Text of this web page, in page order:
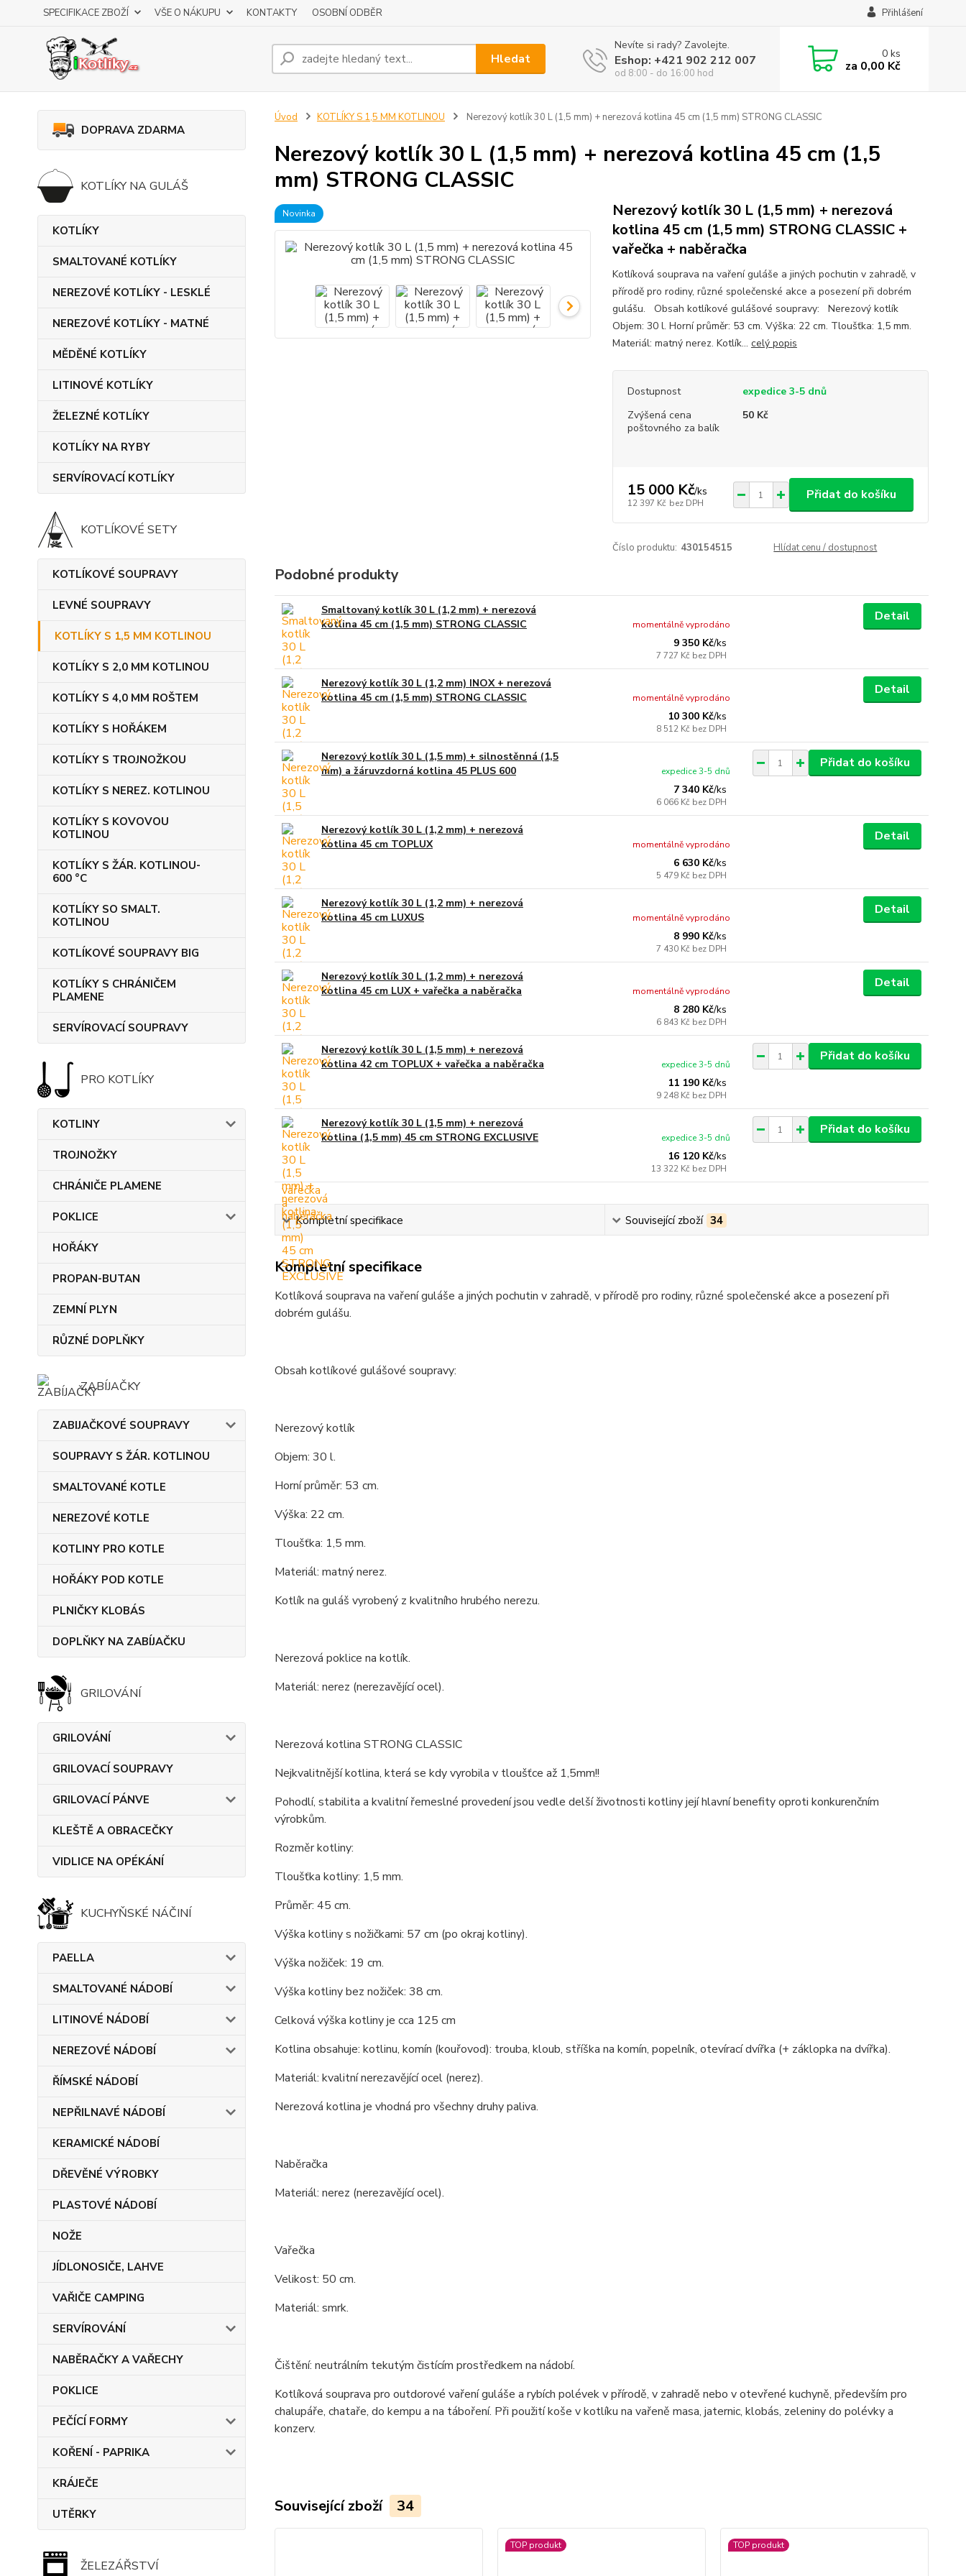
SPECIFIKACE ZBOŽÍ VŠE O NÁKUPU KONTAKTY OSOBNÍ ODBĚR Přihlášení
Hledat
Nevíte si rady? Zavolejte.
Eshop: +421 902 212 007
od 8:00 - do 16:00 hod
0ks
za 0,00 Kč
DOPRAVA ZDARMA
KOTLÍKY NA GULÁŠ
KOTLÍKY
SMALTOVANÉ KOTLÍKY
NEREZOVÉ KOTLÍKY - LESKLÉ
NEREZOVÉ KOTLÍKY - MATNÉ
MĚDĚNÉ KOTLÍKY
LITINOVÉ KOTLÍKY
ŽELEZNÉ KOTLÍKY
KOTLÍKY NA RYBY
SERVÍROVACÍ KOTLÍKY
KOTLÍKOVÉ SETY
KOTLÍKOVÉ SOUPRAVY
LEVNÉ SOUPRAVY
KOTLÍKY S 1,5 MM KOTLINOU
KOTLÍKY S 2,0 MM KOTLINOU
KOTLÍKY S 4,0 MM ROŠTEM
KOTLÍKY S HOŘÁKEM
KOTLÍKY S TROJNOŽKOU
KOTLÍKY S NEREZ. KOTLINOU
KOTLÍKY S KOVOVOU
KOTLINOU
KOTLÍKY S ŽÁR. KOTLINOU-
600 °C
KOTLÍKY SO SMALT.
KOTLINOU
KOTLÍKOVÉ SOUPRAVY BIG
KOTLÍKY S CHRÁNIČEM
PLAMENE
SERVÍROVACÍ SOUPRAVY
PRO KOTLÍKY
KOTLINY
TROJNOŽKY
CHRÁNIČE PLAMENE
POKLICE
HOŘÁKY
PROPAN-BUTAN
ZEMNÍ PLYN
RŮZNÉ DOPLŇKY
ZABÍJAČKY
ZABIJAČKOVÉ SOUPRAVY
SOUPRAVY S ŽÁR. KOTLINOU
SMALTOVANÉ KOTLE
NEREZOVÉ KOTLE
KOTLINY PRO KOTLE
HOŘÁKY POD KOTLE
PLNIČKY KLOBÁS
DOPLŇKY NA ZABÍJAČKU
GRILOVÁNÍ
GRILOVÁNÍ
GRILOVACÍ SOUPRAVY
GRILOVACÍ PÁNVE
KLEŠTĚ A OBRACEČKY
VIDLICE NA OPÉKÁNÍ
KUCHYŇSKÉ NÁČINÍ
PAELLA
SMALTOVANÉ NÁDOBÍ
LITINOVÉ NÁDOBÍ
NEREZOVÉ NÁDOBÍ
ŘÍMSKÉ NÁDOBÍ
NEPŘILNAVÉ NÁDOBÍ
KERAMICKÉ NÁDOBÍ
DŘEVĚNÉ VÝROBKY
PLASTOVÉ NÁDOBÍ
NOŽE
JÍDLONOSIČE, LAHVE
VAŘIČE CAMPING
SERVÍROVÁNÍ
NABĚRAČKY A VAŘECHY
POKLICE
PEČÍCÍ FORMY
KOŘENÍ - PAPRIKA
KRÁJEČE
UTĚRKY
ŽELEZÁŘSTVÍ
Úvod KOTLÍKY S 1,5 MM KOTLINOU Nerezový kotlík 30 L (1,5 mm) + nerezová kotlina 45 cm (1,5 mm) STRONG CLASSIC
Nerezový kotlík 30 L (1,5 mm) + nerezová kotlina 45 cm (1,5
mm) STRONG CLASSIC
Novinka
Nerezový kotlík 30 L (1,5 mm) + nerezová
kotlina 45 cm (1,5 mm) STRONG CLASSIC +
vařečka + naběračka
Kotlíková souprava na vaření guláše a jiných pochutin v zahradě, v
přírodě pro rodiny, různé společenské akce a posezení při dobrém
gulášu. Obsah kotlíkové gulášové soupravy: Nerezový kotlík
Objem: 30 l. Horní průměr: 53 cm. Výška: 22 cm. Tloušťka: 1,5 mm.
Materiál: matný nerez. Kotlík... celý popis
Dostupnost
expedice 3-5 dnů
Zvýšená cena
poštovného za balík
50 Kč
15 000 Kč/ks
12 397 Kč bez DPH
Přidat do košíku
Číslo produktu: 430154515 Hlídat cenu / dostupnost
Podobné produkty
Smaltovaný kotlík 30 L (1,2 mm) + nerezová
kotlina 45 cm (1,5 mm) STRONG CLASSIC
9 350 Kč/ks
7 727 Kč bez DPH
momentálně vyprodáno
Detail
Nerezový kotlík 30 L (1,2 mm) INOX + nerezová
kotlina 45 cm (1,5 mm) STRONG CLASSIC
10 300 Kč/ks
8 512 Kč bez DPH
momentálně vyprodáno
Detail
Nerezový kotlík 30 L (1,5 mm) + silnostěnná (1,5
mm) a žáruvzdorná kotlina 45 PLUS 600
7 340 Kč/ks
6 066 Kč bez DPH
expedice 3-5 dnů
Přidat do košíku
Nerezový kotlík 30 L (1,2 mm) + nerezová
kotlina 45 cm TOPLUX
6 630 Kč/ks
5 479 Kč bez DPH
momentálně vyprodáno
Detail
Nerezový kotlík 30 L (1,2 mm) + nerezová
kotlina 45 cm LUXUS
8 990 Kč/ks
7 430 Kč bez DPH
momentálně vyprodáno
Detail
Nerezový kotlík 30 L (1,2 mm) + nerezová
kotlina 45 cm LUX + vařečka a naběračka
8 280 Kč/ks
6 843 Kč bez DPH
momentálně vyprodáno
Detail
Nerezový kotlík 30 L (1,5 mm) + nerezová
kotlina 42 cm TOPLUX + vařečka a naběračka
11 190 Kč/ks
9 248 Kč bez DPH
expedice 3-5 dnů
Přidat do košíku
Nerezový kotlík 30 L (1,5 mm) + nerezová
kotlina (1,5 mm) 45 cm STRONG EXCLUSIVE
16 120 Kč/ks
13 322 Kč bez DPH
expedice 3-5 dnů
Přidat do košíku
Kompletní specifikace Související zboží 34
Kompletní specifikace
Kotlíková souprava na vaření guláše a jiných pochutin v zahradě, v přírodě pro rodiny, různé společenské akce a posezení při
dobrém gulášu.
Obsah kotlíkové gulášové soupravy:
Nerezový kotlík
Objem: 30 l.
Horní průměr: 53 cm.
Výška: 22 cm.
Tloušťka: 1,5 mm.
Materiál: matný nerez.
Kotlík na guláš vyrobený z kvalitního hrubého nerezu.
Nerezová poklice na kotlík.
Materiál: nerez (nerezavějící ocel).
Nerezová kotlina STRONG CLASSIC
Nejkvalitnější kotlina, která se kdy vyrobila v tloušťce až 1,5mm!!
Pohodlí, stabilita a kvalitní řemeslné provedení jsou vedle delší životnosti kotliny její hlavní benefity oproti konkurenčním
výrobkům.
Rozměr kotliny:
Tloušťka kotliny: 1,5 mm.
Průměr: 45 cm.
Výška kotliny s nožičkami: 57 cm (po okraj kotliny).
Výška nožiček: 19 cm.
Výška kotliny bez nožiček: 38 cm.
Celková výška kotliny je cca 125 cm
Kotlina obsahuje: kotlinu, komín (kouřovod): trouba, kloub, stříška na komín, popelník, otevírací dvířka (+ záklopka na dvířka).
Materiál: kvalitní nerezavějící ocel (nerez).
Nerezová kotlina je vhodná pro všechny druhy paliva.
Naběračka
Materiál: nerez (nerezavějící ocel).
Vařečka
Velikost: 50 cm.
Materiál: smrk.
Čištění: neutrálním tekutým čistícím prostředkem na nádobí.
Kotlíková souprava pro outdorové vaření guláše a rybích polévek v přírodě, v zahradě nebo v otevřené kuchyně, především pro
chalupáře, chataře, do kempu a na táboření. Při použití koše v kotlíku na vařeně masa, jaternic, klobás, zeleniny do polévky a
konzerv.
Související zboží 34
TOP produkt TOP produkt